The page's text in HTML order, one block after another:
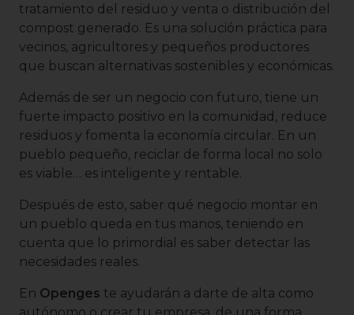
tratamiento del residuo y venta o distribución del
compost generado. Es una solución práctica para
vecinos, agricultores y pequeños productores
que buscan alternativas sostenibles y económicas.
Además de ser un negocio con futuro, tiene un
fuerte impacto positivo en la comunidad, reduce
residuos y fomenta la economía circular. En un
pueblo pequeño, reciclar de forma local no solo
es viable… es inteligente y rentable.
Después de esto, saber qué negocio montar en
un pueblo queda en tus manos, teniendo en
cuenta que lo primordial es saber detectar las
necesidades reales.
En Openges te ayudarán a darte de alta como